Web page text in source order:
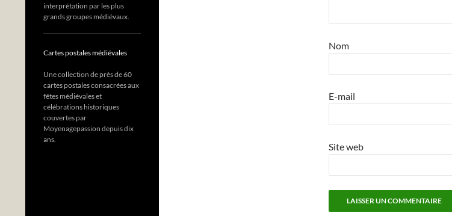
Nom
E-mail
Site web
interprétation par les plus
grands groupes médiévaux.
Cartes postales médiévales
Une collection de près de 60
cartes postales consacrées aux
fêtes médiévales et
célébrations historiques
couvertes par
Moyenagepassion depuis dix
ans.